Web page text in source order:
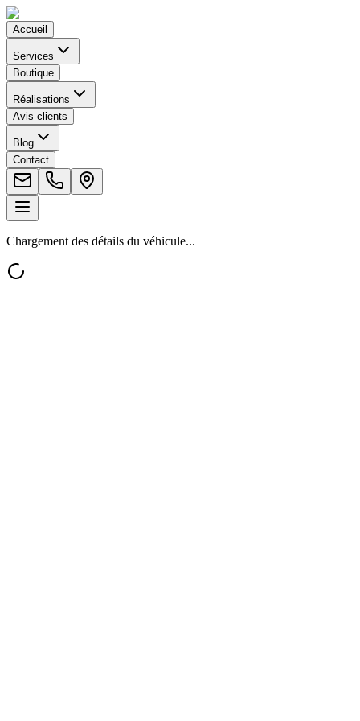
Accueil
Services
Boutique
Réalisations
Avis clients
Blog
Contact
Chargement des détails du véhicule...